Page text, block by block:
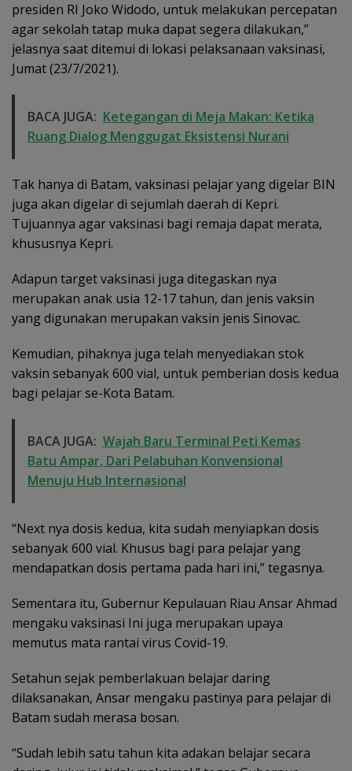
presiden RI Joko Widodo, untuk melakukan percepatan
agar sekolah tatap muka dapat segera dilakukan,”
jelasnya saat ditemui di lokasi pelaksanaan vaksinasi,
Jumat (23/7/2021).
BACA JUGA: Ketegangan di Meja Makan: Ketika
Ruang Dialog Menggugat Eksistensi Nurani
Tak hanya di Batam, vaksinasi pelajar yang digelar BIN
juga akan digelar di sejumlah daerah di Kepri.
Tujuannya agar vaksinasi bagi remaja dapat merata,
khususnya Kepri.
Adapun target vaksinasi juga ditegaskan nya
merupakan anak usia 12-17 tahun, dan jenis vaksin
yang digunakan merupakan vaksin jenis Sinovac.
Kemudian, pihaknya juga telah menyediakan stok
vaksin sebanyak 600 vial, untuk pemberian dosis kedua
bagi pelajar se-Kota Batam.
BACA JUGA: Wajah Baru Terminal Peti Kemas
Batu Ampar, Dari Pelabuhan Konvensional
Menuju Hub Internasional
“Next nya dosis kedua, kita sudah menyiapkan dosis
sebanyak 600 vial. Khusus bagi para pelajar yang
mendapatkan dosis pertama pada hari ini,” tegasnya.
Sementara itu, Gubernur Kepulauan Riau Ansar Ahmad
mengaku vaksinasi Ini juga merupakan upaya
memutus mata rantai virus Covid-19.
Setahun sejak pemberlakuan belajar daring
dilaksanakan, Ansar mengaku pastinya para pelajar di
Batam sudah merasa bosan.
“Sudah lebih satu tahun kita adakan belajar secara